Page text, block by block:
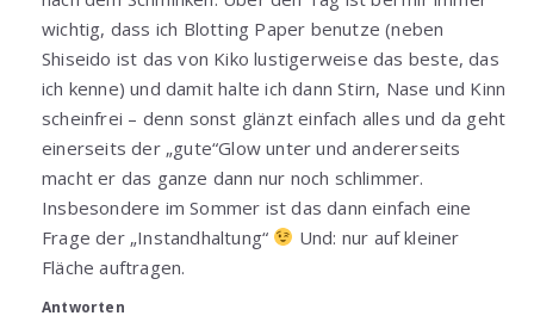
wichtig, dass ich Blotting Paper benutze (neben
Shiseido ist das von Kiko lustigerweise das beste, das
ich kenne) und damit halte ich dann Stirn, Nase und Kinn
scheinfrei – denn sonst glänzt einfach alles und da geht
einerseits der „gute“Glow unter und andererseits
macht er das ganze dann nur noch schlimmer.
Insbesondere im Sommer ist das dann einfach eine
Frage der „Instandhaltung“
Und: nur auf kleiner
Fläche auftragen.
Antworten